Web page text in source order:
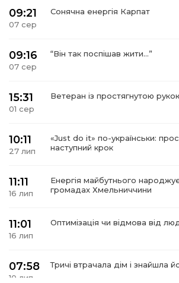
09:21
07 сер
Сонячна енергія Карпат
09:16
07 сер
“Він так поспішав жити…”
15:31
01 сер
Ветеран із простягнутою
10:11
27 лип
«Just do it» по-українськи:
наступний крок
11:11
16 лип
Енергія майбутнього
громадах Хмельниччини
11:01
16 лип
Оптимізація чи відмова від
07:58
10 лип
Тричі втрачала дім і знайшла